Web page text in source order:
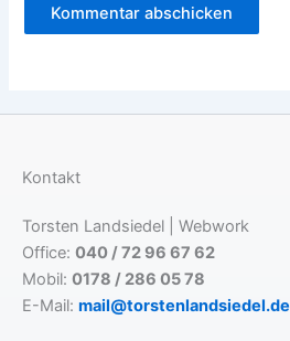
Kontakt
Torsten Landsiedel | Webwork
Office: 040 / 72 96 67 62
Mobil: 0178 / 286 05 78
E-Mail: mail@torstenlandsiedel.de